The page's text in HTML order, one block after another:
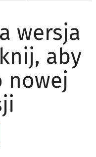
wersja
aby
nowej